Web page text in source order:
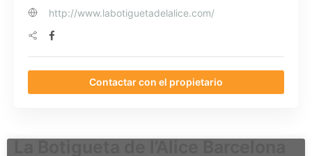
http://www.labotiguetadelalice.com/
Contactar con el propietario